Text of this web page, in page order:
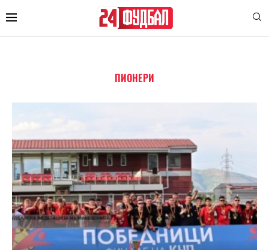
ПИОНЕРИ